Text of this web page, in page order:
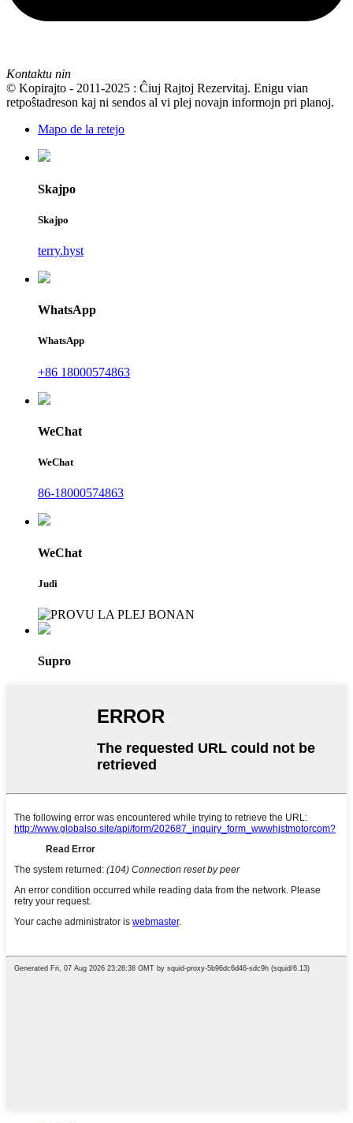
Kontaktu nin
© Kopirajto - 2011-2025 : Ĉiuj Rajtoj Rezervitaj. Enigu vian
retpoŝtadreson kaj ni sendos al vi plej novajn informojn pri planoj.
Mapo de la retejo
Skajpo
Skajpo
terry.hyst
WhatsApp
WhatsApp
+86 18000574863
WeChat
WeChat
86-18000574863
WeChat
Judi
Supro